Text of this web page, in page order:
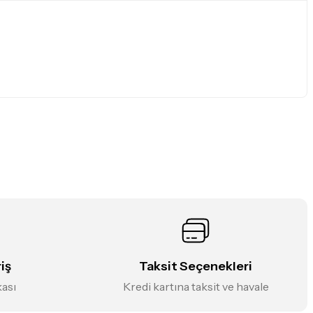
Taksit Seçenekleri
Kredi kartına taksit ve havale